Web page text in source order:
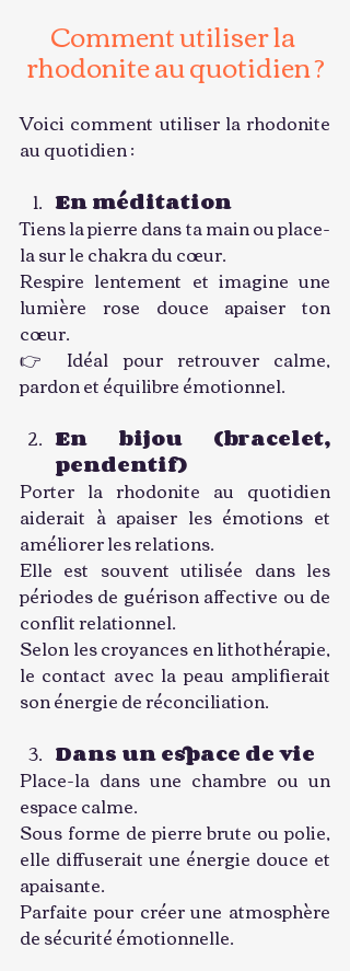
Comment utiliser la
rhodonite au quotidien ?
Voici comment utiliser la rhodonite
au quotidien :
En méditation
Tiens la pierre dans ta main ou place-
la sur le chakra du cœur.
Respire lentement et imagine une
lumière rose douce apaiser ton
cœur.
👉 Idéal pour retrouver calme,
pardon et équilibre émotionnel.
En bijou (bracelet,
pendentif)
Porter la rhodonite au quotidien
aiderait à apaiser les émotions et
améliorer les relations.
Elle est souvent utilisée dans les
périodes de guérison affective ou de
conflit relationnel.
Selon les croyances en lithothérapie,
le contact avec la peau amplifierait
son énergie de réconciliation.
Dans un espace de vie
Place-la dans une chambre ou un
espace calme.
Sous forme de pierre brute ou polie,
elle diffuserait une énergie douce et
apaisante.
Parfaite pour créer une atmosphère
de sécurité émotionnelle.